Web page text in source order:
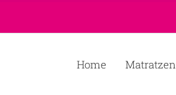
Home Matratzen